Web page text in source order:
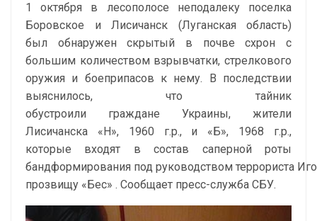
1 октября в лесополосе неподалеку поселка
Боровское и Лисичанск (Луганская область)
был обнаружен скрытый в почве схрон с
большим количеством взрывчатки, стрелкового
оружия и боеприпасов к нему. В последствии
выяснилось, что тайник
обустроили граждане Украины, жители
Лисичанска «Н», 1960 г.р., и «Б», 1968 г.р.,
которые входят в состав саперной роты
бандформирования под руководством террориста
прозвищу «Бес» . Сообщает пресс-служба СБУ.